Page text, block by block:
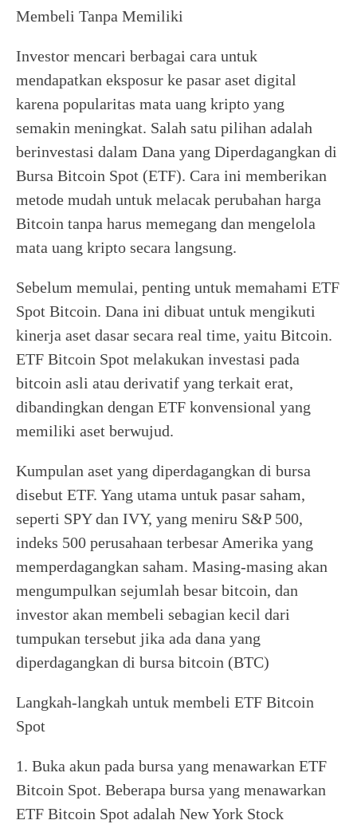
Membeli Tanpa Memiliki
Investor mencari berbagai cara untuk
mendapatkan eksposur ke pasar aset digital
karena popularitas mata uang kripto yang
semakin meningkat. Salah satu pilihan adalah
berinvestasi dalam Dana yang Diperdagangkan di
Bursa Bitcoin Spot (ETF). Cara ini memberikan
metode mudah untuk melacak perubahan harga
Bitcoin tanpa harus memegang dan mengelola
mata uang kripto secara langsung.
Sebelum memulai, penting untuk memahami ETF
Spot Bitcoin. Dana ini dibuat untuk mengikuti
kinerja aset dasar secara real time, yaitu Bitcoin.
ETF Bitcoin Spot melakukan investasi pada
bitcoin asli atau derivatif yang terkait erat,
dibandingkan dengan ETF konvensional yang
memiliki aset berwujud.
Kumpulan aset yang diperdagangkan di bursa
disebut ETF. Yang utama untuk pasar saham,
seperti SPY dan IVY, yang meniru S&P 500,
indeks 500 perusahaan terbesar Amerika yang
memperdagangkan saham. Masing-masing akan
mengumpulkan sejumlah besar bitcoin, dan
investor akan membeli sebagian kecil dari
tumpukan tersebut jika ada dana yang
diperdagangkan di bursa bitcoin (BTC)
Langkah-langkah untuk membeli ETF Bitcoin
Spot
1. Buka akun pada bursa yang menawarkan ETF
Bitcoin Spot. Beberapa bursa yang menawarkan
ETF Bitcoin Spot adalah New York Stock